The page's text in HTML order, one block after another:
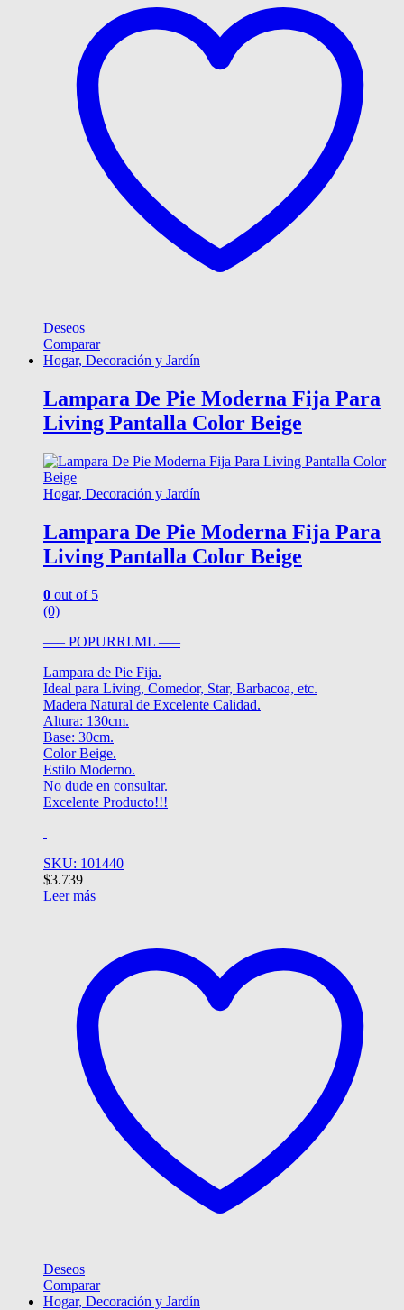
Deseos
Comparar
Hogar, Decoración y Jardín
Lampara De Pie Moderna Fija Para
Living Pantalla Color Beige
Hogar, Decoración y Jardín
Lampara De Pie Moderna Fija Para
Living Pantalla Color Beige
0 out of 5
(0)
—– POPURRI.ML —–
Lampara de Pie Fija.
Ideal para Living, Comedor, Star, Barbacoa, etc.
Madera Natural de Excelente Calidad.
Altura: 130cm.
Base: 30cm.
Color Beige.
Estilo Moderno.
No dude en consultar.
Excelente Producto!!!
SKU: 101440
$3.739
Leer más
Deseos
Comparar
Hogar, Decoración y Jardín